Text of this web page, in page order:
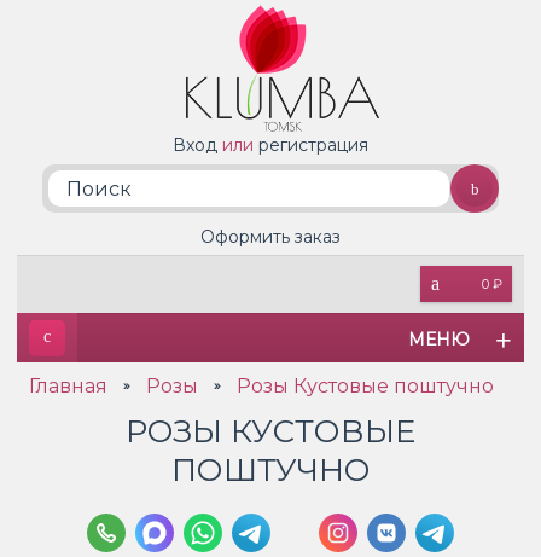
Вход или регистрация
0 ₽
Оформить заказ
МЕНЮ
Главная » Розы » Розы Кустовые поштучно
РОЗЫ КУСТОВЫЕ
ПОШТУЧНО